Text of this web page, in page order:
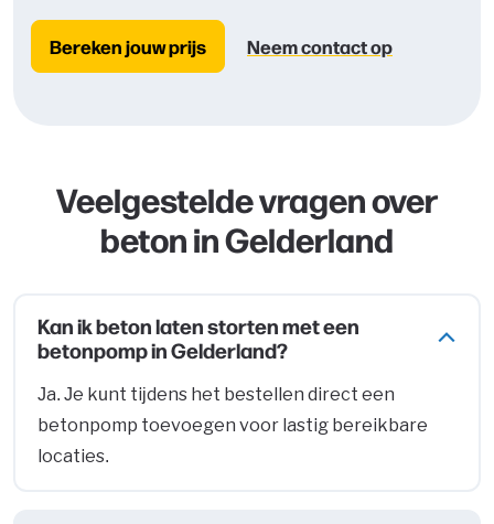
Bereken jouw prijs Neem contact op
Veelgestelde vragen over
beton in Gelderland
Kan ik beton laten storten met een
betonpomp in Gelderland?
Ja. Je kunt tijdens het bestellen direct een
betonpomp toevoegen voor lastig bereikbare
locaties.